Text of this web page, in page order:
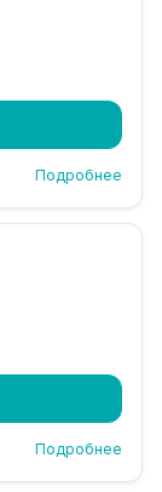
Подробнее
Подробнее